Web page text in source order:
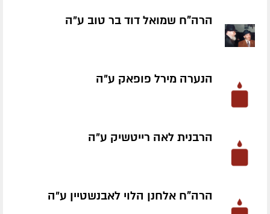
הרה"ח שמואל דוד בר טוב ע״ה
הנערה מירל פופאק ע״ה
הרבנית לאה רייטשיק ע״ה
הרה"ח אלחנן הלוי לאבנשטיין ע״ה